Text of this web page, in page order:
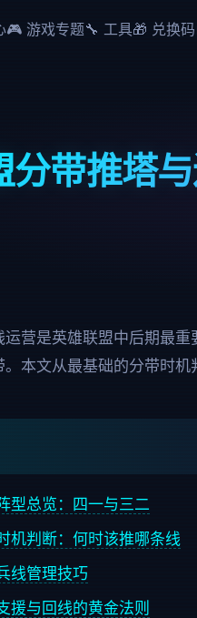
🎮 游戏专题🔧 工具🎁 兑换码
分带推塔
运营是英雄联盟中后期最
本文从最基础的分带时机
型总览：四一与三二
机判断：何时该推哪条线
线管理技巧
援与回线的黄金法则